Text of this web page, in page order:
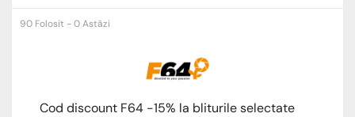
90 Folosit - 0 Astăzi
Cod discount F64 -15% la bliturile selectate